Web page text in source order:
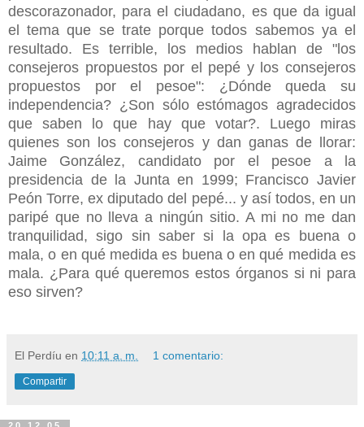
descorazonador, para el ciudadano, es que da igual
el tema que se trate porque todos sabemos ya el
resultado. Es terrible, los medios hablan de "los
consejeros propuestos por el pepé y los consejeros
propuestos por el pesoe": ¿Dónde queda su
independencia? ¿Son sólo estómagos agradecidos
que saben lo que hay que votar?. Luego miras
quienes son los consejeros y dan ganas de llorar:
Jaime González, candidato por el pesoe a la
presidencia de la Junta en 1999; Francisco Javier
Peón Torre, ex diputado del pepé... y así todos, en un
paripé que no lleva a ningún sitio. A mi no me dan
tranquilidad, sigo sin saber si la opa es buena o
mala, o en qué medida es buena o en qué medida es
mala. ¿Para qué queremos estos órganos si ni para
eso sirven?
El Perdíu en 10:11 a. m. 1 comentario:
Compartir